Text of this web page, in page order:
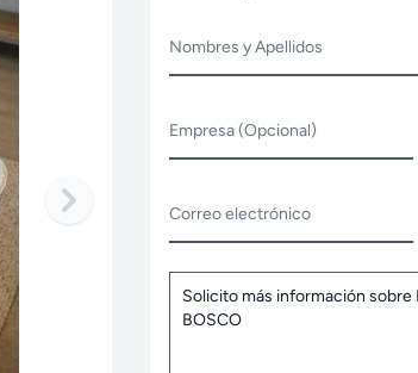
Nombres y Apellidos
Empresa (Opcional)
Correo electrónico